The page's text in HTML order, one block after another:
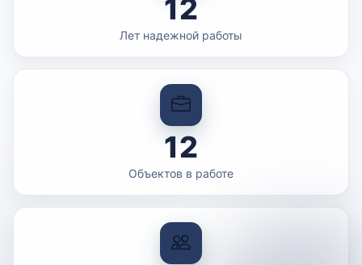
12
Лет надежной работы
12
Объектов в работе